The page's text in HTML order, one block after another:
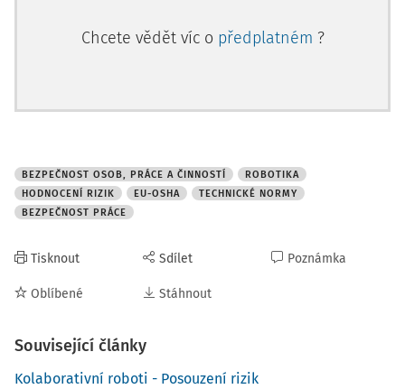
Chcete vědět víc o předplatném ?
BEZPEČNOST OSOB, PRÁCE A ČINNOSTÍ
ROBOTIKA
HODNOCENÍ RIZIK
EU-OSHA
TECHNICKÉ NORMY
BEZPEČNOST PRÁCE
Tisknout
Oblíbené
Sdílet
Stáhnout
Poznámka
Související články
Kolaborativní roboti - Posouzení rizik